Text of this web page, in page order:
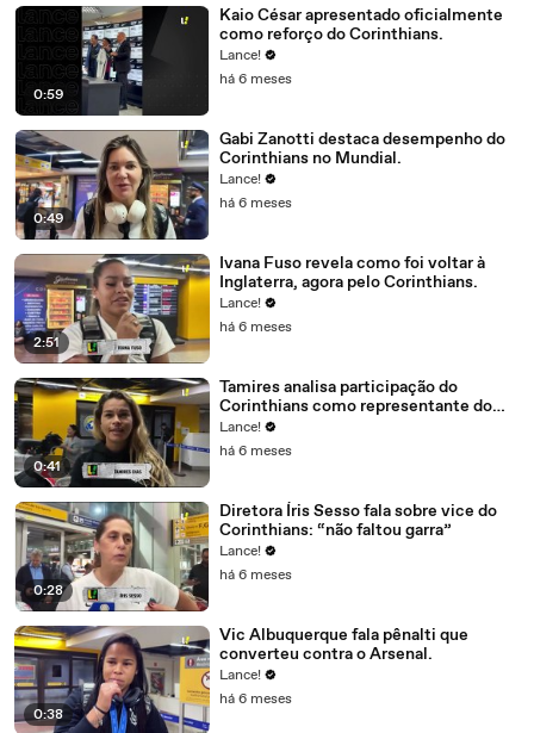
0:59
Kaio César apresentado oficialmente
como reforço do Corinthians.
Lance!
há 6 meses
0:49
Gabi Zanotti destaca desempenho do
Corinthians no Mundial.
Lance!
há 6 meses
2:51
Ivana Fuso revela como foi voltar à
Inglaterra, agora pelo Corinthians.
Lance!
há 6 meses
0:41
Tamires analisa participação do
Corinthians como representante do
futebol brasileiro.
Lance!
há 6 meses
0:28
Diretora Íris Sesso fala sobre vice do
Corinthians: “não faltou garra”
Lance!
há 6 meses
0:38
Vic Albuquerque fala pênalti que
converteu contra o Arsenal.
Lance!
há 6 meses